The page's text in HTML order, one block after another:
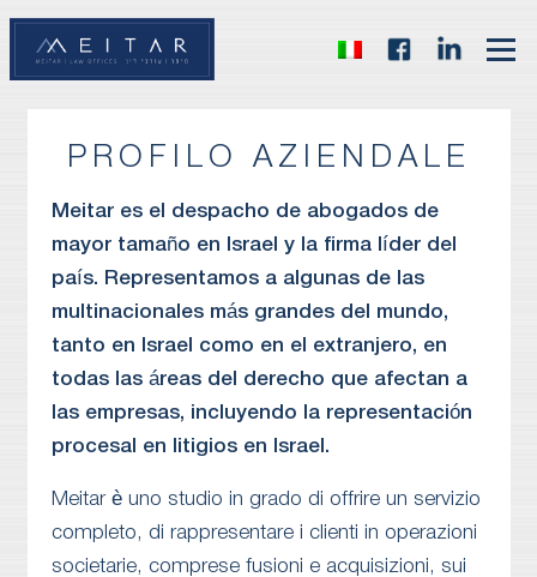
PROFILO AZIENDALE
Meitar es el despacho de abogados de
mayor tamaño en Israel y la firma líder del
país. Representamos a algunas de las
multinacionales más grandes del mundo,
tanto en Israel como en el extranjero, en
todas las áreas del derecho que afectan a
las empresas, incluyendo la representación
procesal en litigios en Israel.
Meitar è uno studio in grado di offrire un servizio
completo, di rappresentare i clienti in operazioni
societarie, comprese fusioni e acquisizioni, sui